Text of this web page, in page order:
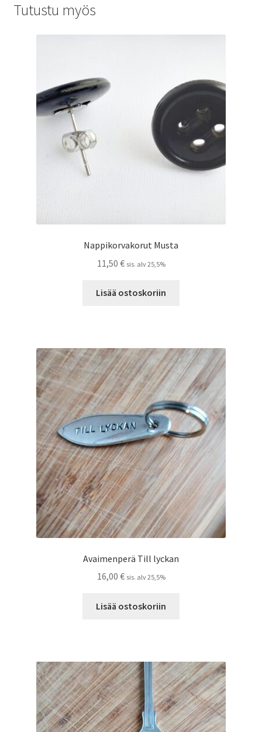
Tutustu myös
Nappikorvakorut Musta
11,50 € sis. alv 25,5%
Lisää ostoskoriin
Avaimenperä Till lyckan
16,00 € sis. alv 25,5%
Lisää ostoskoriin